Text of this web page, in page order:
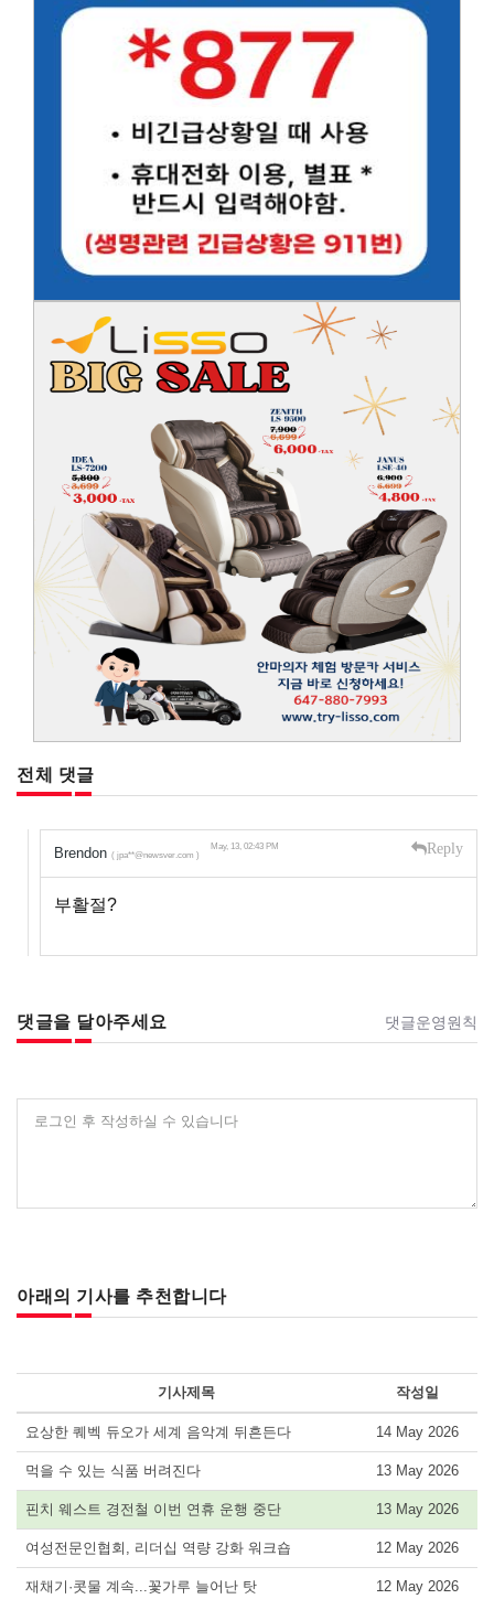
전체 댓글
Brendon ( jpa**@newsver.com )
May, 13, 02:43 PM Reply
부활절?
댓글을 달아주세요 댓글운영원칙
로그인 후 작성하실 수 있습니다
아래의 기사를 추천합니다
기사제목 작성일
요상한 퀘벡 듀오가 세계 음악계 뒤흔든다 14 May 2026
먹을 수 있는 식품 버려진다 13 May 2026
핀치 웨스트 경전철 이번 연휴 운행 중단 13 May 2026
여성전문인협회, 리더십 역량 강화 워크숍 12 May 2026
재채기·콧물 계속...꽃가루 늘어난 탓 12 May 2026